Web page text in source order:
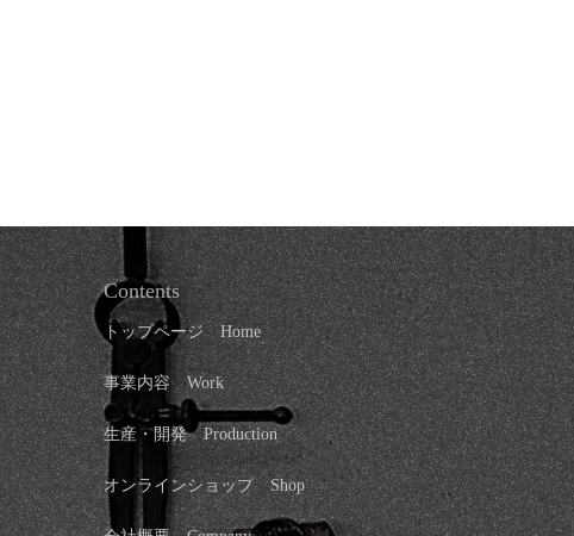
Contents
トップページHome
事業内容 Work
生産・開発 Production
オンラインショップShop